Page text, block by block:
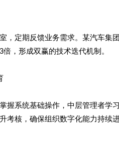
，定期反馈业务需求。某汽车集
，形成双赢的技术迭代机制。
握系统基础操作，中层管理者学
考核，确保组织数字化能力持续